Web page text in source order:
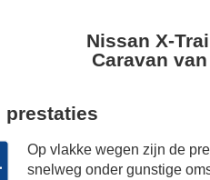
Nissan X-
Caravan
prestaties
Op vlakke wegen zijn de
snelweg onder gunstige